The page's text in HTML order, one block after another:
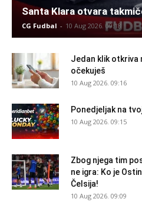
Santa Klara otvara
CG Fudbal - 10 Aug 2026. 09:18
Jedan klik otkriva
očekuješ
10 Aug 2026. 09:16
Ponedjeljak na
10 Aug 2026. 09:15
Zbog njega tim
ne igra: Ko je
Čelsija!
10 Aug 2026. 09:09